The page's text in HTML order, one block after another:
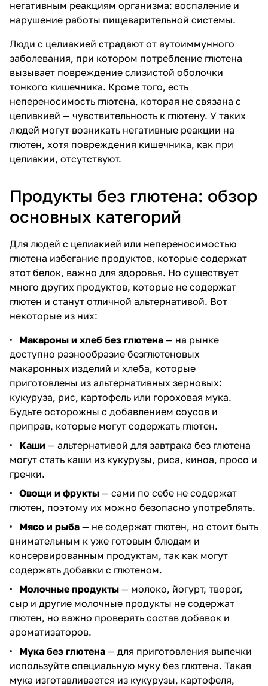
негативным реакциям организма: воспаление и
нарушение работы пищеварительной системы.
Люди с целиакией страдают от аутоиммунного
заболевания, при котором потребление глютена
вызывает повреждение слизистой оболочки
тонкого кишечника. Кроме того, есть
непереносимость глютена, которая не связана с
целиакией — чувствительность к глютену. У таких
людей могут возникать негативные реакции на
глютен, хотя повреждения кишечника, как при
целиакии, отсутствуют.
Продукты без глютена: обзор
основных категорий
Для людей с целиакией или непереносимостью
глютена избегание продуктов, которые содержат
этот белок, важно для здоровья. Но существует
много других продуктов, которые не содержат
глютен и станут отличной альтернативой. Вот
некоторые из них:
Макароны и хлеб без глютена — на рынке
доступно разнообразие безглютеновых
макаронных изделий и хлеба, которые
приготовлены из альтернативных зерновых:
кукуруза, рис, картофель или гороховая мука.
Будьте осторожны с добавлением соусов и
приправ, которые могут содержать глютен.
Каши — альтернативой для завтрака без глютена
могут стать каши из кукурузы, риса, киноа, просо и
гречки.
Овощи и фрукты — сами по себе не содержат
глютен, поэтому их можно безопасно употреблять.
Мясо и рыба — не содержат глютен, но стоит быть
внимательным к уже готовым блюдам и
консервированным продуктам, так как могут
содержать добавки с глютеном.
Молочные продукты — молоко, йогурт, творог,
сыр и другие молочные продукты не содержат
глютен, но важно проверять состав добавок и
ароматизаторов.
Мука без глютена — для приготовления выпечки
используйте специальную муку без глютена. Такая
мука изготавливается из кукурузы, картофеля,